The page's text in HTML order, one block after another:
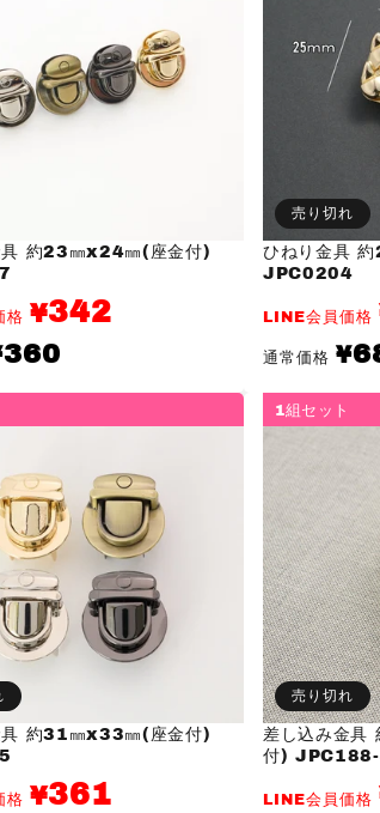
具 約23㎜x24㎜(座金付)
格 ¥342
360
売り切れ
ひねり金具
JPC0204
LINE会員価格
通常価格
通
常
格
¥
具 約31㎜x33㎜(座金付)
格 ¥361
1組セット
売り切れ
差し込み金
付)
LINE会員価格